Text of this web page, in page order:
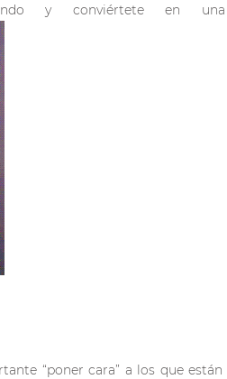
y conviértete en una
“poner cara” a los que